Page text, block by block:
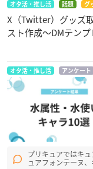
オタ活・推し活 話題 グ
X（Twitter）グッズ
スト作成〜DMテン
オタ活・推し活 アンケート
プリキュアではキ
ュアフォンテーヌ